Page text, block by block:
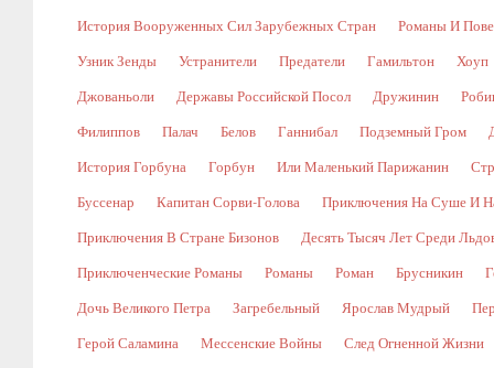
История Вооруженных Сил Зарубежных Стран Романы И
Узник Зенды Устранители Предатели Гамильтон Хоуп
Джованьоли Державы Российской Посол Дружинин
Филиппов Палач Белов Ганнибал Подземный Гром
История Горбуна Горбун Или Маленький Парижанин
Буссенар Капитан Сорви-Голова Приключения На Суше И
Приключения В Стране Бизонов Десять Тысяч Лет Среди
Приключенческие Романы Романы Роман Брусникин
Дочь Великого Петра Загребельный Ярослав Мудрый
Герой Саламина Мессенские Войны След Огненной Жизни